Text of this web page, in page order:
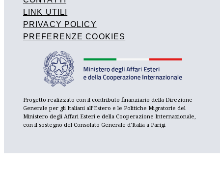
LINK UTILI
PRIVACY POLICY
PREFERENZE COOKIES
Progetto realizzato con il contributo finanziario della Direzione
Generale per gli Italiani all’Estero e le Politiche Migratorie del
Ministero degli Affari Esteri e della Cooperazione Internazionale,
con il sostegno del Consolato Generale d’Italia a Parigi